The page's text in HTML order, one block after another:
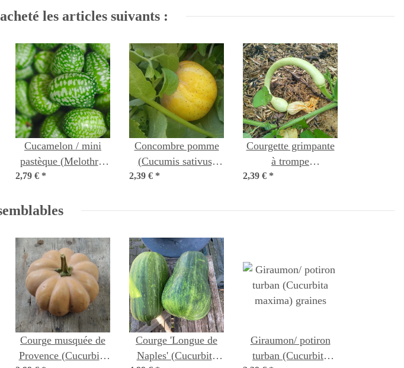
les articles suivants :
Cucamelon / mini
pastèque (Melothria
scabra) graines
2,79 € *
Concombre pomme
(Cucumis sativus)
2,39 € *
Courgette grimpante
à trompe
'Tromboncino
moschata) graines
2,39 € *
Courge musquée de
Provence (Cucurbita
Courge 'Longue de
Naples' (Cucurbita
Giraumon/ potiron
turban (Cucurbita